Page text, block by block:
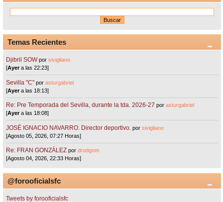
Temas Recientes
Djibril SOW porsivigliano
[Ayera las 22:23]
Sevilla "C"porasturgabriel
[Ayera las 18:13]
Re: Pre Temporada del Sevilla, durante la tda. 2026-27 porasturgabriel
[Ayera las 18:08]
JOSÉ IGNACIO NAVARRO. Director deportivo. porsivigliano
[Agosto 05, 2026, 07:27 Horas]
Re: FRAN GONZÁLEZ pordrodgom
[Agosto 04, 2026, 22:33 Horas]
@forooficialsfc
Tweets by forooficialsfc